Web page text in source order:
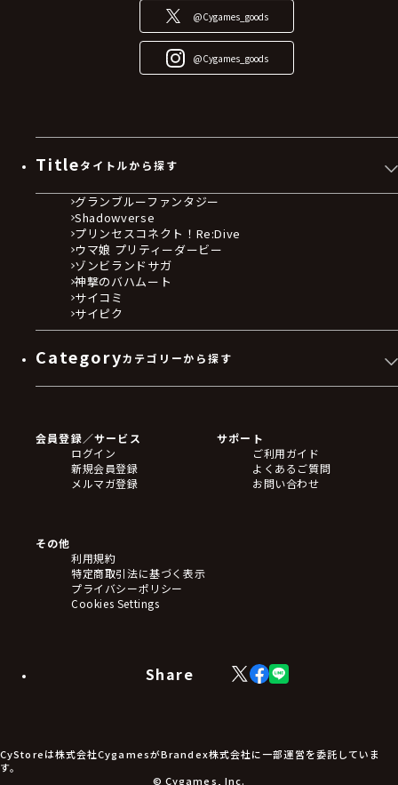
@Cygames_goods
@Cygames_goods
Titleタイトルから探す
グランブルーファンタジー
Shadowverse
プリンセスコネクト！Re:Dive
ウマ娘 プリティーダービー
ゾンビランドサガ
神撃のバハムート
サイコミ
サイピク
Categoryカテゴリーから探す
フィギュア
アクリルスタンド
バッジ
キーホルダー・ストラップ
ステッカー・シール・カード
タペストリー・ポスター
アームサポーター
ブレードホルダー
食品・飲料品
アパレル小物
アクセサリー
会員登録／サービス
ログイン
新規会員登録
メルマガ登録
サポート
ご利用ガイド
よくあるご質問
お問い合わせ
その他
利用規約
特定商取引法に基づく表示
プライバシーポリシー
Cookies Settings
Share
X
(Twitter)
Facebook
LINE
CyStoreは株式会社CygamesがBrandex株式会社に一部運営を委託していま
す。
© Cygames, Inc.